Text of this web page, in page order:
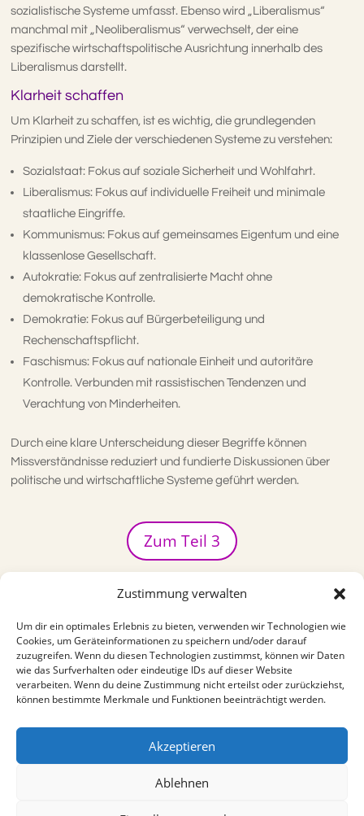
Zustimmung verwalten
Um dir ein optimales Erlebnis zu bieten, verwenden wir Technologien wie
Cookies, um Geräteinformationen zu speichern und/oder darauf
zuzugreifen. Wenn du diesen Technologien zustimmst, können wir Daten
wie das Surfverhalten oder eindeutige IDs auf dieser Website
verarbeiten. Wenn du deine Zustimmung nicht erteilst oder zurückziehst,
können bestimmte Merkmale und Funktionen beeinträchtigt werden.
Akzeptieren
Ablehnen
sozialistische Systeme umfasst. Ebenso wird „Liberalismus“
manchmal mit „Neoliberalismus“ verwechselt, der eine
spezifische wirtschaftspolitische Ausrichtung innerhalb des
Liberalismus darstellt.
Klarheit schaffen
Um Klarheit zu schaffen, ist es wichtig, die grundlegenden
Prinzipien und Ziele der verschiedenen Systeme zu verstehen:
Sozialstaat: Fokus auf soziale Sicherheit und Wohlfahrt.
Liberalismus: Fokus auf individuelle Freiheit und minimale
staatliche Eingriffe.
Kommunismus: Fokus auf gemeinsames Eigentum und eine
klassenlose Gesellschaft.
Autokratie: Fokus auf zentralisierte Macht ohne
demokratische Kontrolle.
Demokratie: Fokus auf Bürgerbeteiligung und
Rechenschaftspflicht.
Faschismus: Fokus auf nationale Einheit und autoritäre
Kontrolle. Verbunden mit rassistischen Tendenzen und
Verachtung von Minderheiten.
Durch eine klare Unterscheidung dieser Begriffe können
Missverständnisse reduziert und fundierte Diskussionen über
politische und wirtschaftliche Systeme geführt werden.
Zum Teil 3
KOMMENTIEREN UND TEILEN
Blog - Übersicht
© Horst Grabosch – 2025